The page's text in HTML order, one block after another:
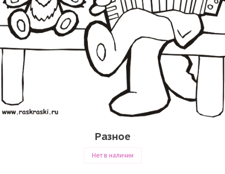
Разное
Нет в наличии